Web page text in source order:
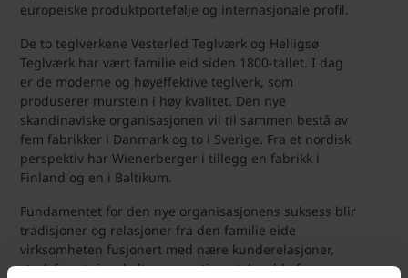
europeiske produktportefølje og internasjonale profil.
De to teglverkene Vesterled Teglværk og Helligsø
Teglværk har vært familie eid siden 1800-tallet. I dag
er de moderne og høyeffektive teglverk, som
produserer murstein i høy kvalitet. Den nye
skandinaviske organisasjonen vil til sammen bestå av
fem fabrikker i Danmark og to i Sverige. Fra et nordisk
perspektiv har Wienerberger i tillegg en fabrikk i
Finland og en i Baltikum.
Fundamentet for den nye organisasjonens suksess blir
tradisjoner og relasjoner fra den familie eide
virksomheten fusjonert med nære kunderelasjoner,
sterk forretningskultur og sortimentsbredde fra en